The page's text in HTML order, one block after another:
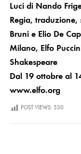
Luci di Nando
Regia, traduzione,
Bruni e Elio De
Milano, Elfo
Shakespeare
Dal 19 ottobre al
www.elfo.org
POST VIEWS: 530